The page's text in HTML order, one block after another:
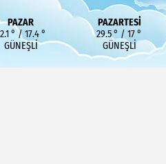
PAZAR
° / 17.4 °
GÜNEŞLI
PAZARTESI
29.5 ° / 17 °
GÜNEŞLI